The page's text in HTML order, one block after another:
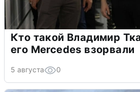
Кто такой Владимир
его Mercedes взорвали
5 августа 0